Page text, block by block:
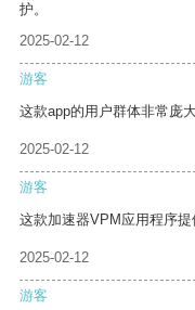
护。
2025-02-12
游客
这款app的用户群体非常庞
2025-02-12
游客
这款加速器VPM应用程序提
2025-02-12
游客